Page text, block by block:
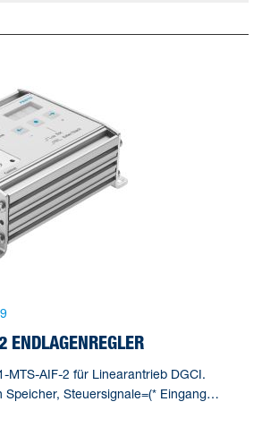
MTS-AIF-2 für Linearantrieb DGCI.
Speicher, Steuersignale=(* Eingang